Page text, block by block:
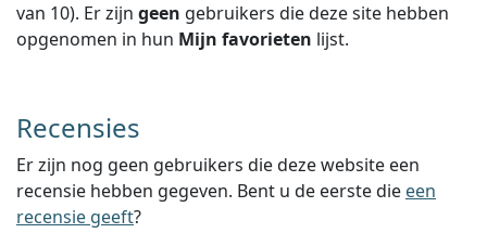
van 10). Er zijn geen gebruikers die deze site hebben
opgenomen in hun Mijn favorieten lijst.
Recensies
Er zijn nog geen gebruikers die deze website een
recensie hebben gegeven. Bent u de eerste die een
recensie geeft?